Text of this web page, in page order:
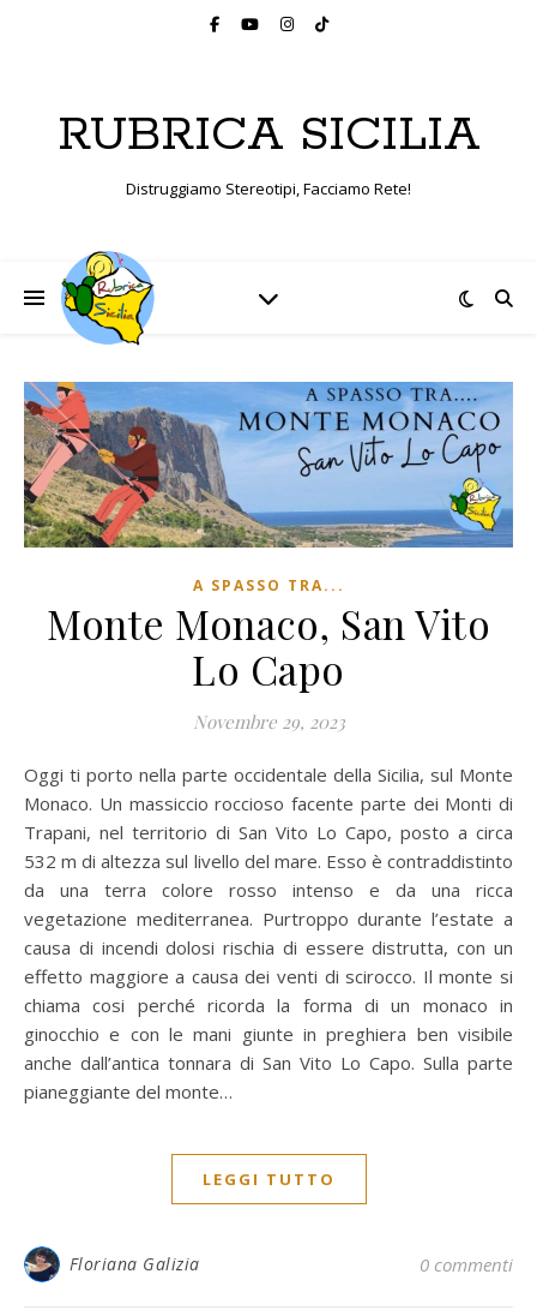
RUBRICA SICILIA
Distruggiamo Stereotipi, Facciamo Rete!
A SPASSO TRA...
Monte Monaco, San Vito
Lo Capo
Novembre 29, 2023
Oggi ti porto nella parte occidentale della Sicilia, sul Monte
Monaco. Un massiccio roccioso facente parte dei Monti di
Trapani, nel territorio di San Vito Lo Capo, posto a circa
532 m di altezza sul livello del mare. Esso è contraddistinto
da una terra colore rosso intenso e da una ricca
vegetazione mediterranea. Purtroppo durante l’estate a
causa di incendi dolosi rischia di essere distrutta, con un
effetto maggiore a causa dei venti di scirocco. Il monte si
chiama cosi perché ricorda la forma di un monaco in
ginocchio e con le mani giunte in preghiera ben visibile
anche dall’antica tonnara di San Vito Lo Capo. Sulla parte
pianeggiante del monte…
LEGGI TUTTO
Floriana Galizia 0 commenti